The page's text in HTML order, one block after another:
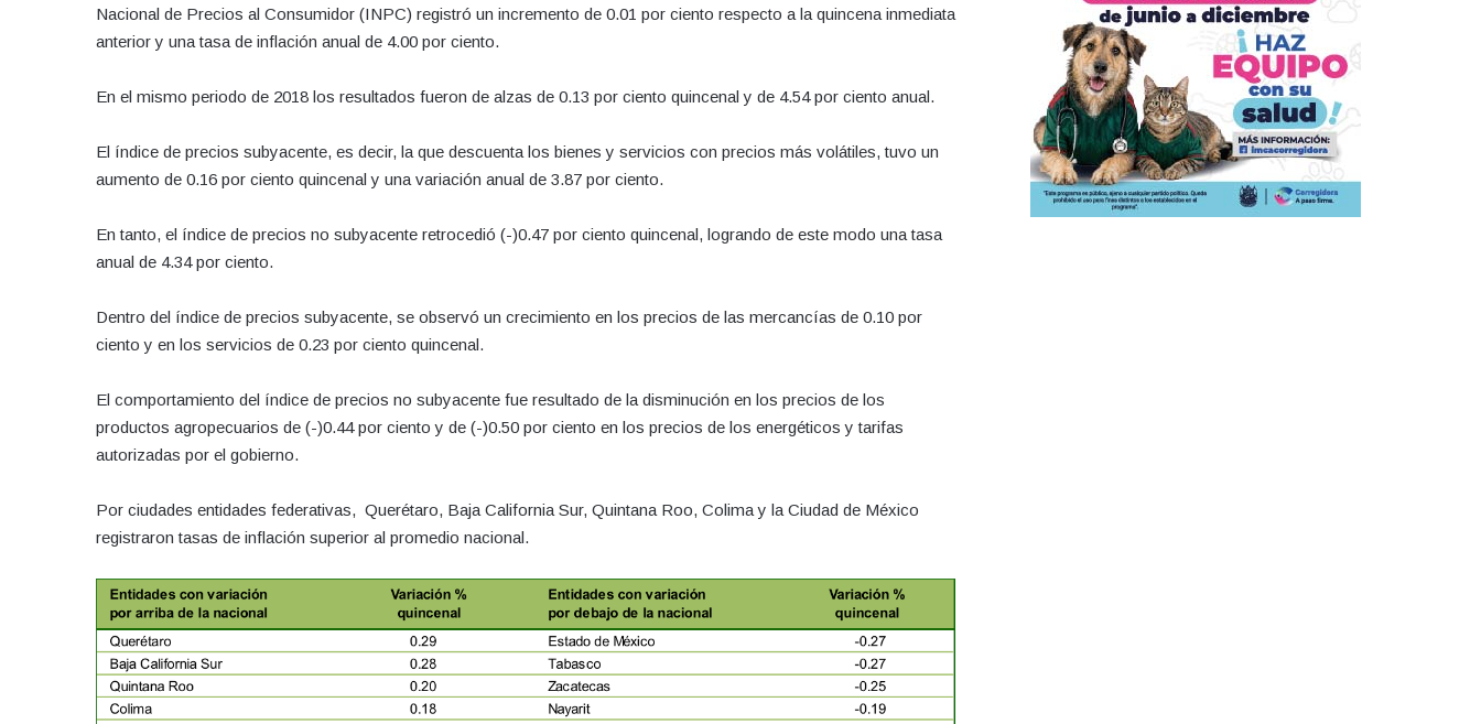
Nacional de Precios al Consumidor (INPC) registró un incremento de 0.01 por ciento respecto a la quincena inmediata
anterior y una tasa de inflación anual de 4.00 por ciento.
En el mismo periodo de 2018 los resultados fueron de alzas de 0.13 por ciento quincenal y de 4.54 por ciento anual.
El índice de precios subyacente, es decir, la que descuenta los bienes y servicios con precios más volátiles, tuvo un
aumento de 0.16 por ciento quincenal y una variación anual de 3.87 por ciento.
En tanto, el índice de precios no subyacente retrocedió (-)0.47 por ciento quincenal, logrando de este modo una tasa
anual de 4.34 por ciento.
Dentro del índice de precios subyacente, se observó un crecimiento en los precios de las mercancías de 0.10 por
ciento y en los servicios de 0.23 por ciento quincenal.
El comportamiento del índice de precios no subyacente fue resultado de la disminución en los precios de los
productos agropecuarios de (-)0.44 por ciento y de (-)0.50 por ciento en los precios de los energéticos y tarifas
autorizadas por el gobierno.
Por ciudades entidades federativas, Querétaro, Baja California Sur, Quintana Roo, Colima y la Ciudad de México
registraron tasas de inflación superior al promedio nacional.